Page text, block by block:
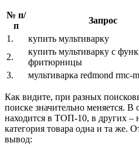
№ п/
п
Запрос
1.
купить мультиварку
2.
купить мультиварку с
фритюрницы
3.
мультиварка redmond rmc-
Как видите, при разных
поиске значительно меняется. В
находится в ТОП-10, в других –
категория товара одна и та же.
вывод: